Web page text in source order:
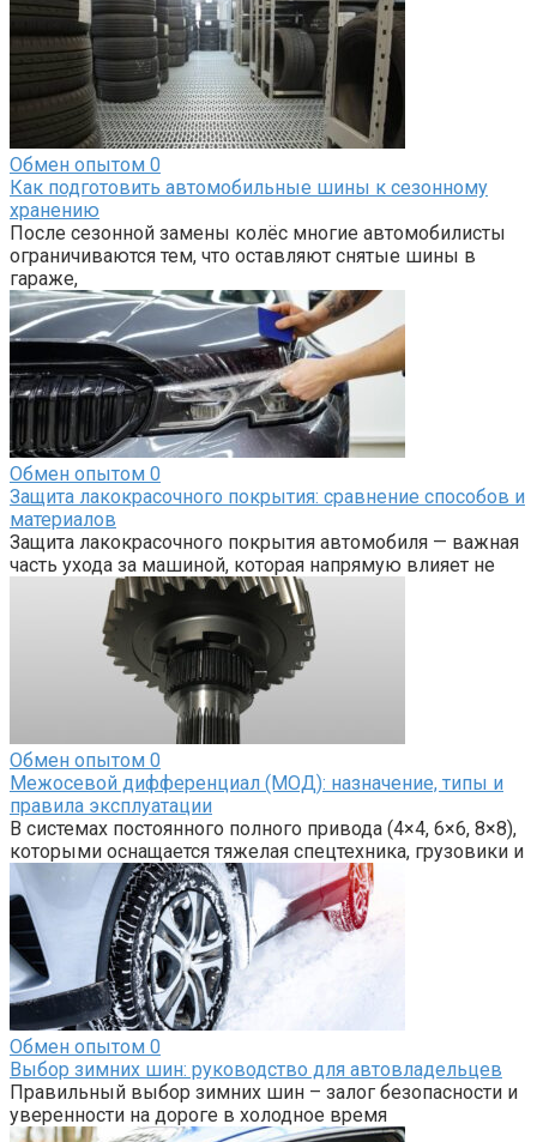
Обмен опытом 0
Как подготовить автомобильные шины к сезонному
хранению
После сезонной замены колёс многие автомобилисты
ограничиваются тем, что оставляют снятые шины в
гараже,
Обмен опытом 0
Защита лакокрасочного покрытия: сравнение способов и
материалов
Защита лакокрасочного покрытия автомобиля — важная
часть ухода за машиной, которая напрямую влияет не
Обмен опытом 0
Межосевой дифференциал (МОД): назначение, типы и
правила эксплуатации
В системах постоянного полного привода (4×4, 6×6, 8×8),
которыми оснащается тяжелая спецтехника, грузовики и
Обмен опытом 0
Выбор зимних шин: руководство для автовладельцев
Правильный выбор зимних шин – залог безопасности и
уверенности на дороге в холодное время